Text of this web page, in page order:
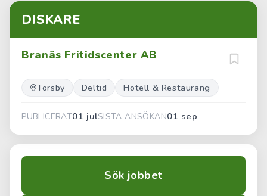
DISKARE
Branäs Fritidscenter AB
Torsby Deltid Hotell & Restaurang
PUBLICERAT01 julSISTA ANSÖKAN01 sep
Sök jobbet